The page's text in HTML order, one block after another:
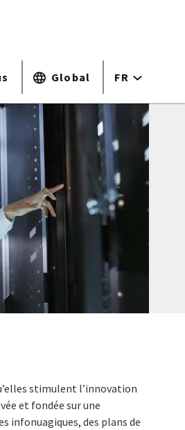
Global FR
stimulent l’innovation
et fondée sur une
infonuagiques, des plans de